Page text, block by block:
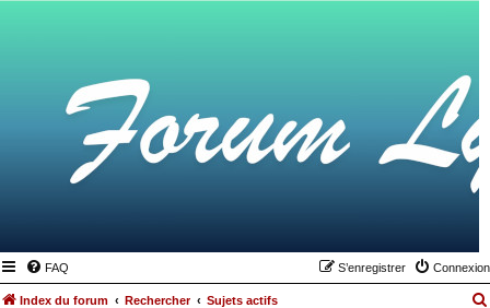
FAQ Connexion
S’enregistrer
Index du forum Rechercher Sujets actifs